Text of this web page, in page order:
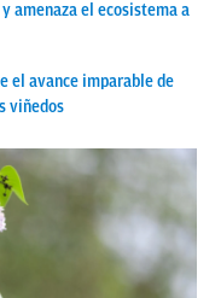
amenaza el ecosistema a
el avance imparable de
viñedos